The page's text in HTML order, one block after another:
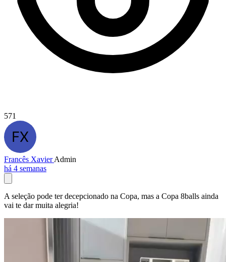
571
Francês XavierAdmin
há 4 semanas
A seleção pode ter decepcionado na Copa, mas a Copa 8balls ainda
vai te dar muita alegria!